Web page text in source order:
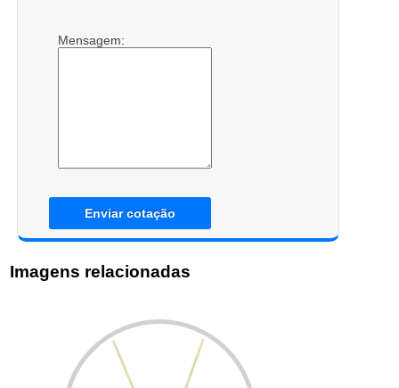
Mensagem:
Enviar cotação
Imagens relacionadas